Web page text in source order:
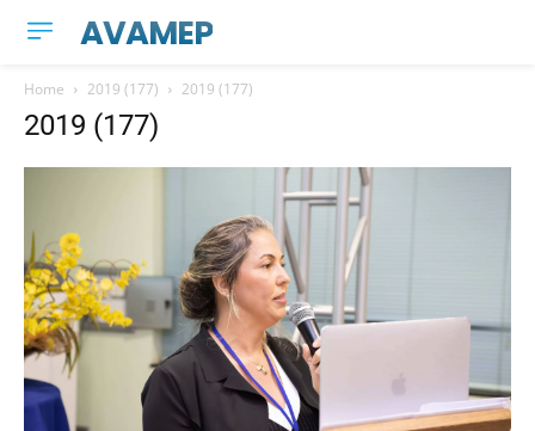
AVAMEP
Home 2019 (177) 2019 (177)
2019 (177)